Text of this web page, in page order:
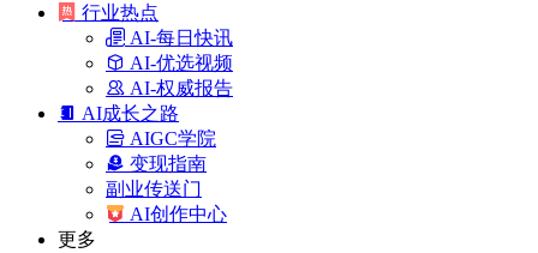
行业热点
AI-每日快讯
AI-优选视频
AI-权威报告
AI成长之路
AIGC学院
变现指南
副业传送门
AI创作中心
更多